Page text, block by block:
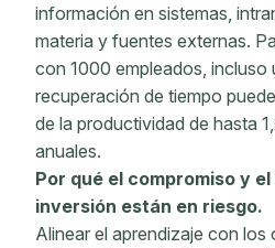
información en sistemas,
materia y fuentes externas.
con 1000 empleados, incluso
recuperación de tiempo
de la productividad de hasta
anuales.
Por qué el compromiso y
inversión están en riesgo.
Alinear el aprendizaje con los